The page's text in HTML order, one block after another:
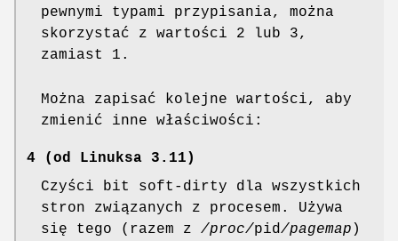
pewnymi typami przypisania, można
skorzystać z wartości 2 lub 3,
zamiast 1.
Można zapisać kolejne wartości, aby
zmienić inne właściwości:
4 (od Linuksa 3.11)
Czyści bit soft-dirty dla wszystkich
stron związanych z procesem. Używa
się tego (razem z /proc/pid/pagemap )